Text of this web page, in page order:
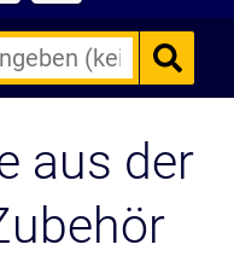
aus der